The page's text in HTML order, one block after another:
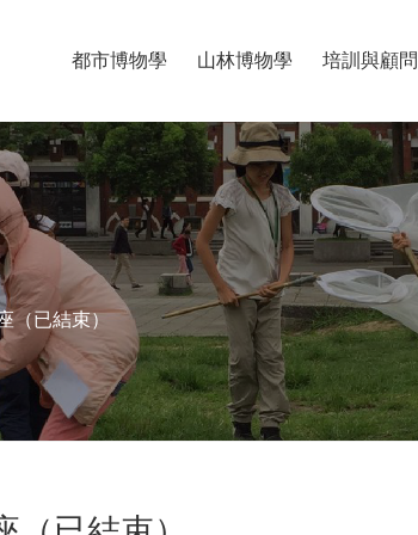
都市博物學 山林博物學 培訓與顧問
（已結束）